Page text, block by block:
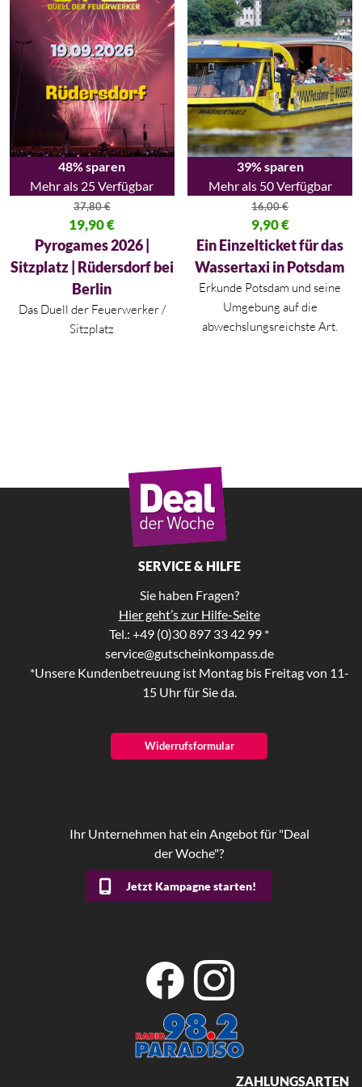
48% sparen
Mehr als 25 Verfügbar
37,80€
Ursprünglicher Preis war: 37,80 €
19,90€
Aktueller Preis ist: 19,90 €.
Pyrogames 2026 |
Sitzplatz | Rüdersdorf bei
Berlin
Das Duell der Feuerwerker /
Sitzplatz
39% sparen
Mehr als 50 Verfügbar
16,00€
Ursprünglicher Preis war:
9,90€
Aktueller Preis ist: 9,90 €.
Ein Einzelticket für das
Wassertaxi in Potsdam
Erkunde Potsdam und seine
Umgebung auf die
abwechslungsreichste Art.
SERVICE & HILFE
Sie haben Fragen?
Hier geht’s zur Hilfe-Seite
Tel.: +49 (0)30 897 33 42 99 *
service@gutscheinkompass.de
*Unsere Kundenbetreuung ist Montag bis Freitag von 11-
15 Uhr für Sie da.
Widerrufsformular
Ihr Unternehmen hat ein Angebot für "Deal
der Woche"?
Jetzt Kampagne starten!
ZAHLUNGSARTEN